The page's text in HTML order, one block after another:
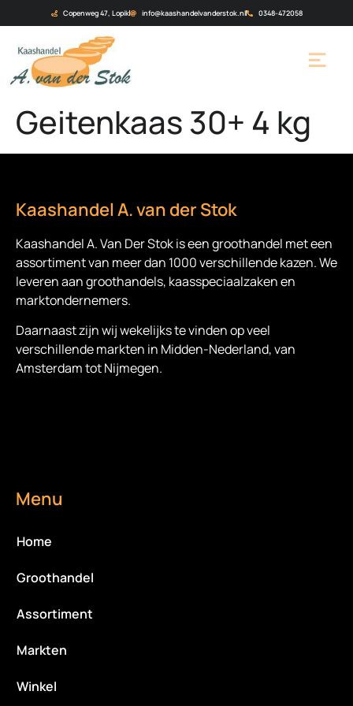
Copenweg 47, Lopik info@kaashandelvanderstok.nl 0348-472058
Geitenkaas 30+ 4 kg
Kaashandel A. van der Stok
Kaashandel A. Van Der Stok is eengroothandel met een
assortiment van meer dan 1000 verschillende kazen. We
leveren aan groothandels, kaasspeciaalzaken en
marktondernemers.
Daarnaast zijn wij wekelijks te vinden op veel
verschillende markten in Midden-Nederland, van
Amsterdam tot Nijmegen.
Menu
Home
Groothandel
Assortiment
Markten
Winkel